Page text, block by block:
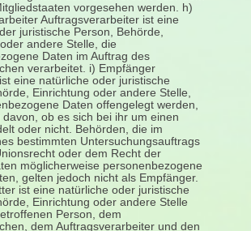
vorgesehen werden. h)
Auftragsverarbeiter ist eine
juristische Person, Behörde,
andere Stelle, die
Daten im Auftrag des
verarbeitet. i) Empfänger
eine natürliche oder juristische
Einrichtung oder andere Stelle,
Daten offengelegt werden,
davon, ob es sich bei ihr um einen
oder nicht. Behörden, die im
bestimmten Untersuchungsauftrags
oder dem Recht der
möglicherweise personenbezogene
gelten jedoch nicht als Empfänger.
ist eine natürliche oder juristische
Einrichtung oder andere Stelle
Person, dem
dem Auftragsverarbeiter und den